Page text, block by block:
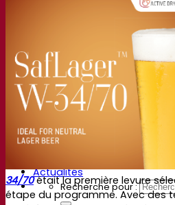
Enregistrements
Documentations
Pour la Bière
Pour le Vin
Pour les Spiritueux
App Fermentis
Application de
Calendrier des
Actualités
Recherche pour :
34/70était la première levure
étape du programme. Avec des